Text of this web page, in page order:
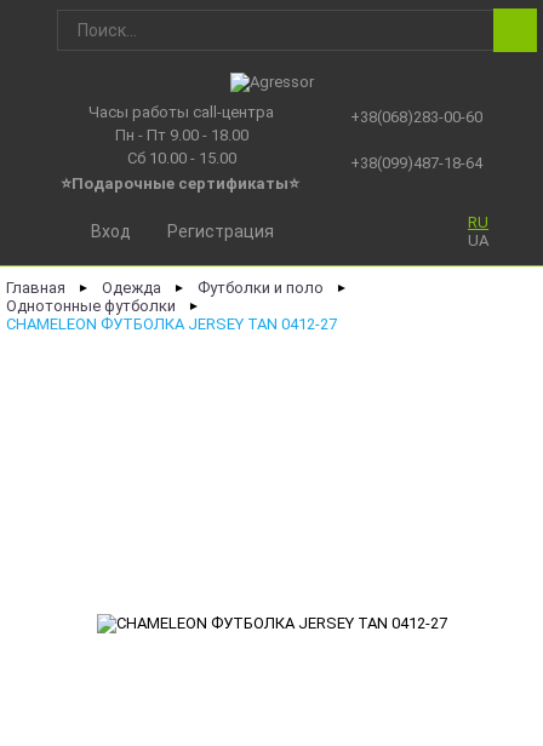
Часы работы call-центра
Пн - Пт 9.00 - 18.00
Сб 10.00 - 15.00
⭐Подарочные сертификаты⭐
+38(068)283-00-60
+38(099)487-18-64
RU
UA
Вход Регистрация
Главная ► Одежда ► Футболки и поло ►
Однотонные футболки ►
CHAMELEON ФУТБОЛКА JERSEY TAN 0412-27